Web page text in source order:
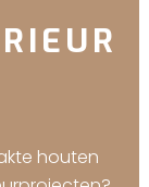
houten